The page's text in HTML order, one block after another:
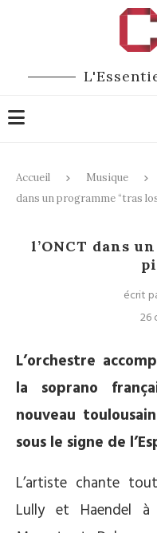
Accueil Musique
dans un programme “tras
l’ONCT dans
écrit
26
L’orchestre
la soprano
nouveau
sous le signe de
L’artiste chante
Lully et Haendel à